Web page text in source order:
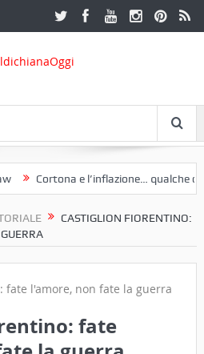
Cortona e l’inflazione… qualche
CASTIGLION FIORENTINO:
fate